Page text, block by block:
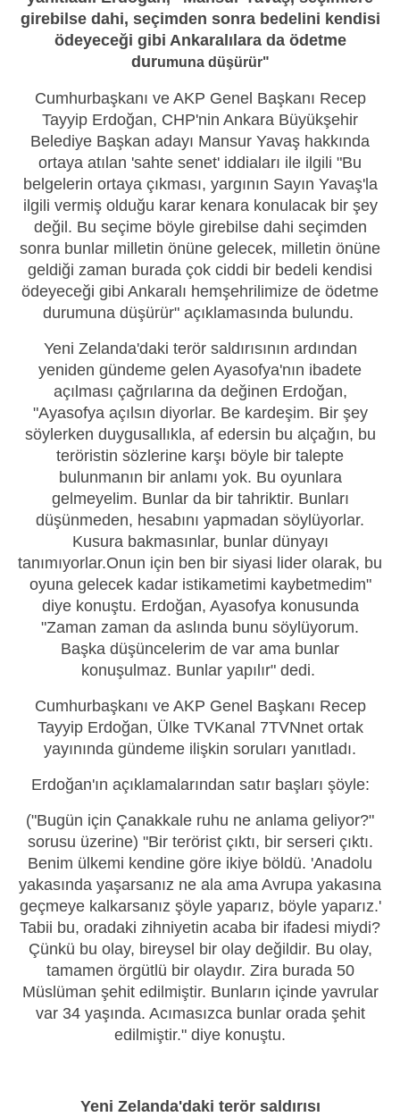
girebilse dahi, seçimden sonra bedelini kendisi
ödeyeceği gibi Ankaralılara da ödetme
durumuna düşürür"
Cumhurbaşkanı ve AKP Genel Başkanı Recep
Tayyip Erdoğan, CHP'nin Ankara Büyükşehir
Belediye Başkan adayı Mansur Yavaş hakkında
ortaya atılan 'sahte senet' iddiaları ile ilgili "Bu
belgelerin ortaya çıkması, yargının Sayın Yavaş'la
ilgili vermiş olduğu karar kenara konulacak bir şey
değil. Bu seçime böyle girebilse dahi seçimden
sonra bunlar milletin önüne gelecek, milletin önüne
geldiği zaman burada çok ciddi bir bedeli kendisi
ödeyeceği gibi Ankaralı hemşehrilimize de ödetme
durumuna düşürür" açıklamasında bulundu.
Yeni Zelanda'daki terör saldırısının ardından
yeniden gündeme gelen Ayasofya'nın ibadete
açılması çağrılarına da değinen Erdoğan,
"Ayasofya açılsın diyorlar. Be kardeşim. Bir şey
söylerken duygusallıkla, af edersin bu alçağın, bu
teröristin sözlerine karşı böyle bir talepte
bulunmanın bir anlamı yok. Bu oyunlara
gelmeyelim. Bunlar da bir tahriktir. Bunları
düşünmeden, hesabını yapmadan söylüyorlar.
Kusura bakmasınlar, bunlar dünyayı
tanımıyorlar.Onun için ben bir siyasi lider olarak, bu
oyuna gelecek kadar istikametimi kaybetmedim"
diye konuştu. Erdoğan, Ayasofya konusunda
"Zaman zaman da aslında bunu söylüyorum.
Başka düşüncelerim de var ama bunlar
konuşulmaz. Bunlar yapılır" dedi.
Cumhurbaşkanı ve AKP Genel Başkanı Recep
Tayyip Erdoğan, Ülke TVKanal 7TVNnet ortak
yayınında gündeme ilişkin soruları yanıtladı.
Erdoğan'ın açıklamalarından satır başları şöyle:
("Bugün için Çanakkale ruhu ne anlama geliyor?"
sorusu üzerine) "Bir terörist çıktı, bir serseri çıktı.
Benim ülkemi kendine göre ikiye böldü. 'Anadolu
yakasında yaşarsanız ne ala ama Avrupa yakasına
geçmeye kalkarsanız şöyle yaparız, böyle yaparız.'
Tabii bu, oradaki zihniyetin acaba bir ifadesi miydi?
Çünkü bu olay, bireysel bir olay değildir. Bu olay,
tamamen örgütlü bir olaydır. Zira burada 50
Müslüman şehit edilmiştir. Bunların içinde yavrular
var 34 yaşında. Acımasızca bunlar orada şehit
edilmiştir." diye konuştu.
Yeni Zelanda'daki terör saldırısı